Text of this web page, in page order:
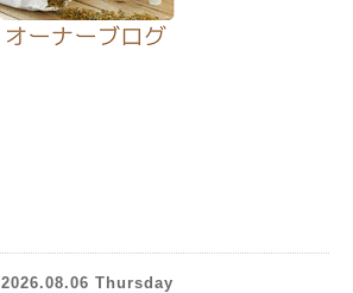
2026.08.06 Thursday